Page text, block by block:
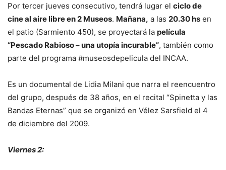
Por tercer jueves consecutivo, tendrá lugar el ciclo de
cine al aire libre en 2 Museos. Mañana, a las 20.30 hs en
el patio (Sarmiento 450), se proyectará la película
“Pescado Rabioso – una utopía incurable”, también como
parte del programa #museosdepelicula del INCAA.
Es un documental de Lidia Milani que narra el reencuentro
del grupo, después de 38 años, en el recital “Spinetta y las
Bandas Eternas” que se organizó en Vélez Sarsfield el 4
de diciembre del 2009.
Viernes 2: